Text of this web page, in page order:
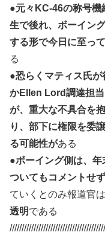
●元々KC-46の称号機
生で後れ、ボーイン
する形で今日に至っ
る
●恐らくマティス氏
かEllen Lord調達担
が、重大な不具合を
り、部下に権限を委
る可能性がある
●ボーイング側は、
ついてもコメントせず
ていくとのみ報道官
透明である